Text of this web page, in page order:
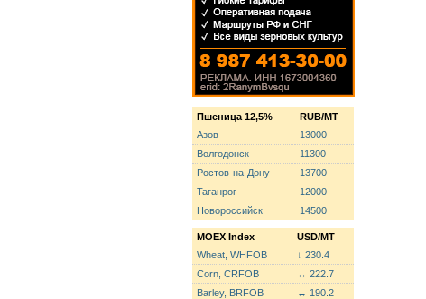
Пшеница 12,5%
RUB/MT
Азов
13000
Волгодонск
11300
Ростов-на-Дону
13700
Таганрог
12000
Новороссийск
14500
MOEX Index
USD/MT
Wheat, WHFOB
↓ 230.4
Corn, CRFOB
↔ 222.7
Barley, BRFOB
↔ 190.2